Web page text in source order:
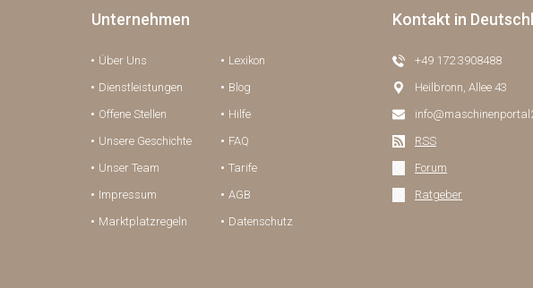
Unternehmen
Über Uns
Dienstleistungen
Offene Stellen
Unsere Geschichte
Unser Team
Impressum
Marktplatzregeln
Lexikon
Blog
Hilfe
FAQ
Tarife
AGB
Datenschutz
Kontakt in
+49 172 3908488
Heilbronn, Allee 43
RSS
Forum
Ratgeber